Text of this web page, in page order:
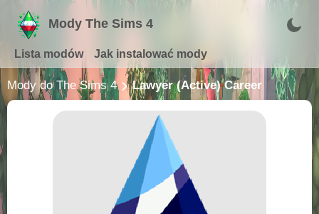
Mody The Sims 4
Lista modów Jak instalować mody
Mody do The Sims 4 Lawyer (Active) Career